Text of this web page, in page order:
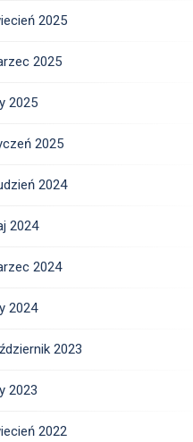
2025
2025
2025
2025
2024
2024
2024
2024
2023
2023
2022